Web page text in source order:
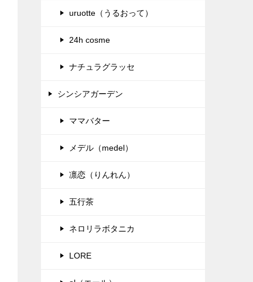
uruotte（うるおって）
24h cosme
ナチュラグラッセ
シンシアガーデン
ママバター
メデル（medel）
凛恋（りんれん）
五行茶
ネロリラボタニカ
LORE